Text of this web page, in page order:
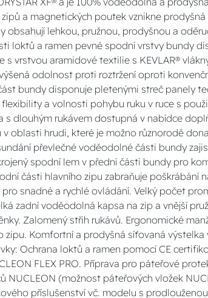
a magnetických poutek vznikne
obsahují lehkou, pružnou, prodyšnou a
loktů a ramen pevné spodní vrstvy bundy
s vrstvou aramidové textilie s KEVLAR®
odolnost proti roztržení oproti
bundy disponuje pletenými streč panely
a volnosti pohybu ruku v ruce s
s dlouhým rukávem dostupná v nabídce
v oblasti hrudi, které je možno různorodě
převlečné voděodolné části bundy
spodní lem v přední části bundy pro
části hlavního zipu zabraňuje poškrábání
snadné a rychlé ovládání. Velký počet
zadní voděodolná kapsa na zip a vnější
Zalomený střih rukávů. Ergonomické
zipu. Komfortní a prodyšná síťovaná
Ochrana loktů a ramen pomocí CE
FLEX PRO. Příprava pro páteřové
NUCLEON (možnost páteřových vložek
příslušenství vč. modelu s